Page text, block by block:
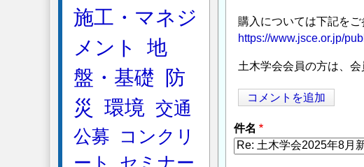
購入については下記をご
https://www.jsce.or.jp/
土木学会会員の方は、
コメントを追加
件名
施工・マネジ
メント
地
盤・基礎
防
災
環境 交通
公募
コンクリ
ート
セミナー